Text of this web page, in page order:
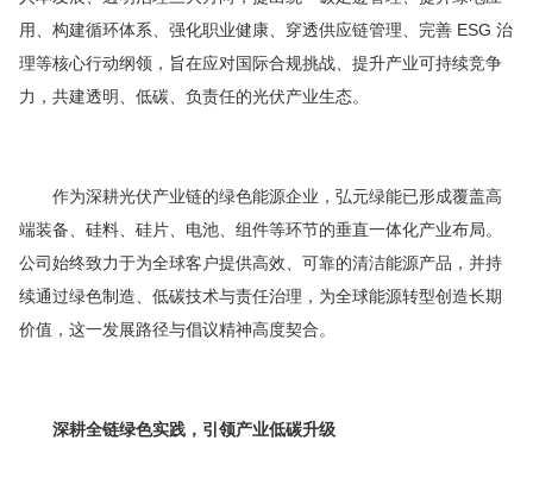
用、构建循环体系、强化职业健康、穿透供应链管理、完善 ESG 治
理等核心行动纲领，旨在应对国际合规挑战、提升产业可持续竞争
力，共建透明、低碳、负责任的光伏产业生态。
作为深耕光伏产业链的绿色能源企业，弘元绿能已形成覆盖高
端装备、硅料、硅片、电池、组件等环节的垂直一体化产业布局。
公司始终致力于为全球客户提供高效 、可靠的清洁能源产品，并持
续通过绿色制造、低碳技术与责任治理，为全球能源转型创造长期
价值，这一发展路径与倡议精神高度契合。
深耕全链绿色实践，引领产业低碳升级